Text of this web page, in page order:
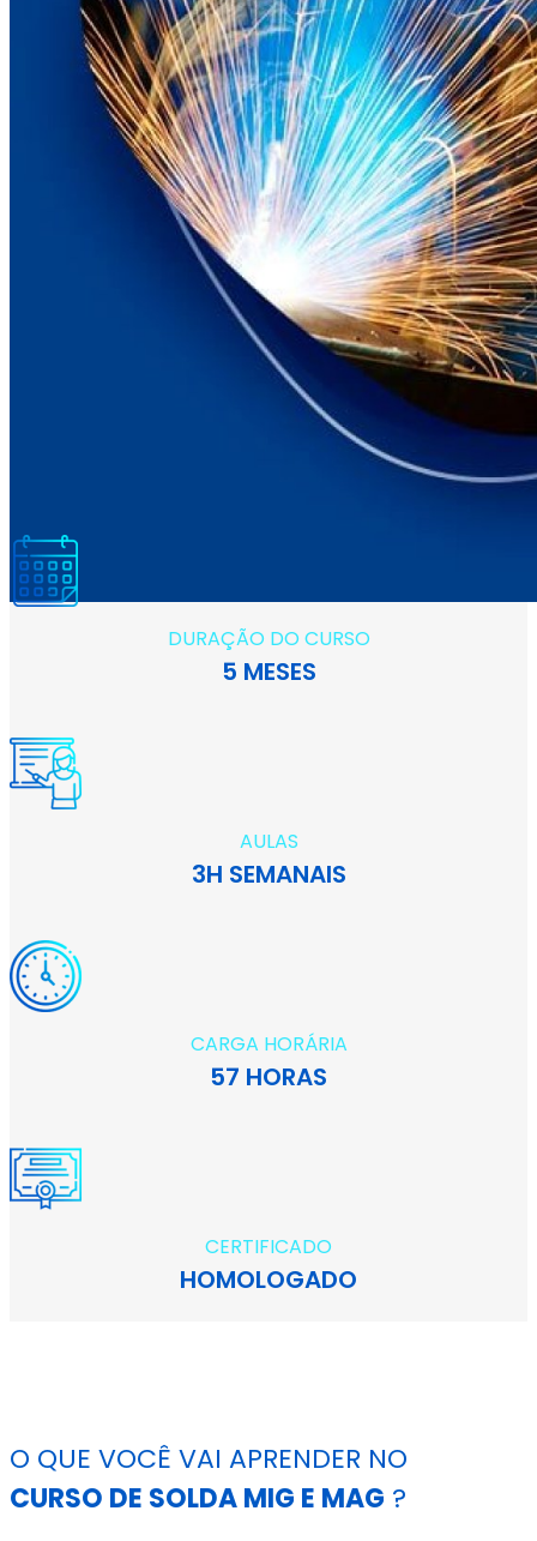
DURAÇÃO DO CURSO
5 MESES
AULAS
3H SEMANAIS
CARGA HORÁRIA
57 HORAS
CERTIFICADO
HOMOLOGADO
O QUE VOCÊ VAI APRENDER NO
CURSO DE SOLDA MIG E MAG ?